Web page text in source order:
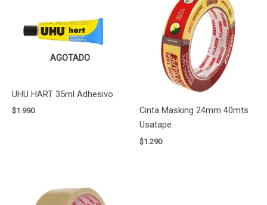
AGOTADO
UHU HART 35ml Adhesivo
$1.990
Cinta Masking 24mm 40mts
Usatape
$1.290